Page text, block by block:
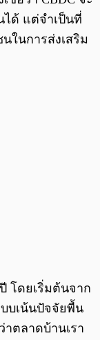
ได้ แต่จำเป็นที่
ในการส่งเสริม
โดยเริ่มต้นจาก
บเน้นปัจจัยพื้น
ตลาดบ้านเรา